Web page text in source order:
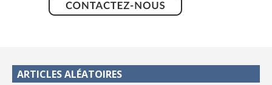
ARTICLES ALÉATOIRES